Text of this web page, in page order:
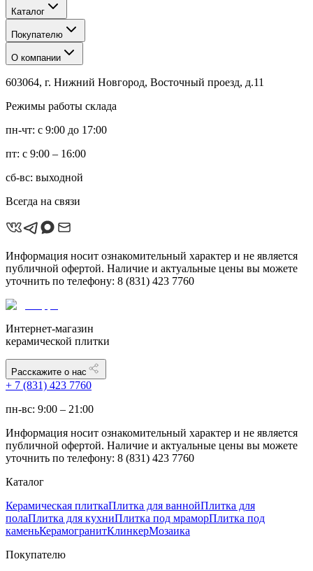
Каталог
Покупателю
О компании
603064, г. Нижний Новгород, Восточный проезд, д.11
Режимы работы склада
пн-чт: с 9:00 до 17:00
пт: с 9:00 – 16:00
сб-вс: выходной
Всегда на связи
Информация носит ознакомительный характер и не является
публичной офертой. Наличие и актуальные цены вы можете
уточнить по телефону: 8 (831) 423 7760
Интернет-магазин
керамической плитки
Расскажите о нас
+ 7 (831) 423 7760
пн-вс: 9:00 – 21:00
Информация носит ознакомительный характер и не является
публичной офертой. Наличие и актуальные цены вы можете
уточнить по телефону: 8 (831) 423 7760
Каталог
Керамическая плиткаПлитка для ваннойПлитка для
полаПлитка для кухниПлитка под мраморПлитка под
каменьКерамогранитКлинкерМозаика
Покупателю